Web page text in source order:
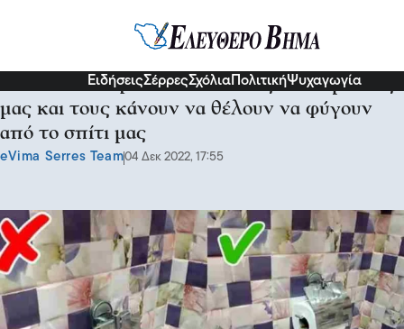
ΕιδήσειςΣέρρεςΣχόλια ΠολιτικήΨυχαγωγία
7 λάθη που προσβάλλουν τους καλεσμένους
μας και τους κάνουν να θέλουν να φύγουν
από το σπίτι μας
eVima Serres Team04 Δεκ 2022, 17:55